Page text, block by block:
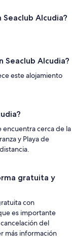
Alcudia?
Seaclub Alcudia?
este alojamiento
encuentra cerca de la
y Playa de
gratuita y
con
es importante
del
más información